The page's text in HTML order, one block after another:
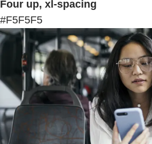
Four up, xl-spacing
#F5F5F5